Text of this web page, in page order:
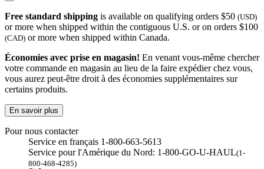
Free standard shipping is available on qualifying orders $50 (USD)
or more when shipped within the contiguous U.S. or on orders $100
(CAD) or more when shipped within Canada.
Économies avec prise en magasin! En venant vous-même chercher
votre commande en magasin au lieu de la faire expédier chez vous,
vous aurez peut-être droit à des économies supplémentaires sur
certains produits.
En savoir plus
Pour nous contacter
Service en français 1-800-663-5613
Service pour l'Amérique du Nord: 1-800-GO-U-HAUL(1-
800-468-4285)